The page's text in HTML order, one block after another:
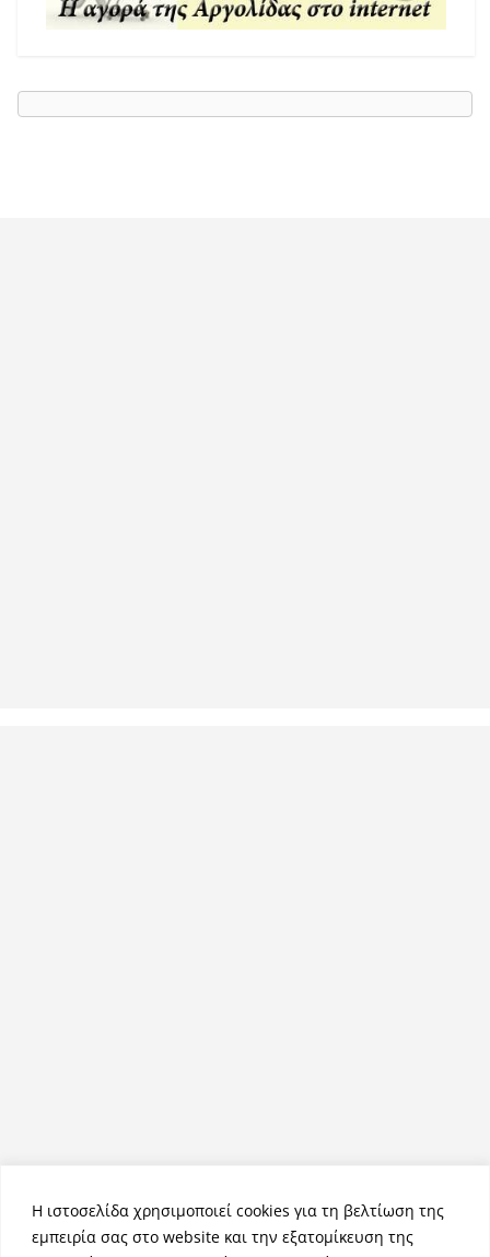
Η ιστοσελίδα χρησιμοποιεί cookies για τη βελτίωση της
εμπειρία σας στο website και την εξατομίκευση της